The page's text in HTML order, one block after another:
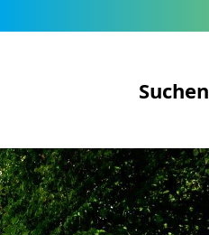
Suchen